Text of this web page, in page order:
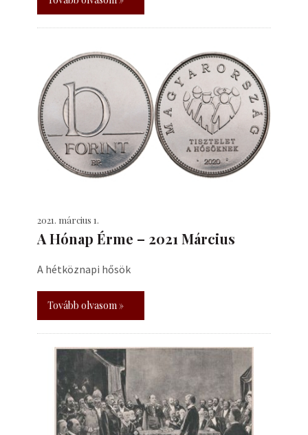
2021. március 1.
A Hónap Érme – 2021 Március
A hétköznapi hősök
Tovább olvasom »